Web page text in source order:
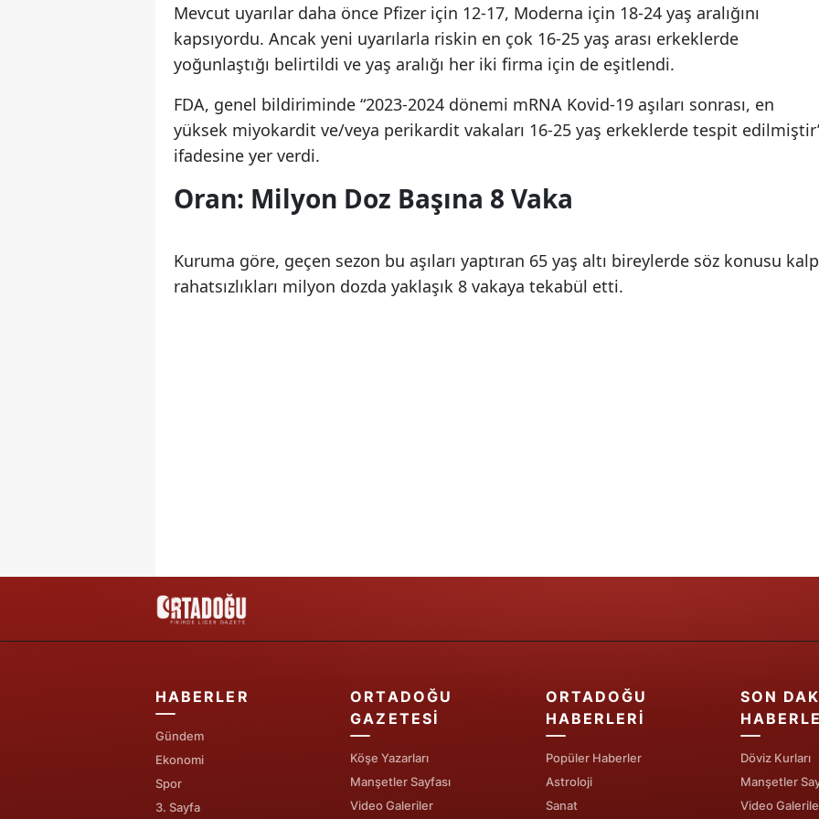
Malatya
Manisa
Kahramanmaraş
Mardin
Nevşehir
Niğde
Tunceli
Şanlıurfa
Mevcut uyarılar daha önce Pfizer için 12-17, Moderna için 18-24 yaş aralığını
kapsıyordu. Ancak yeni uyarılarla riskin en çok 16-25 yaş arası erkeklerde
yoğunlaştığı belirtildi ve yaş aralığı her iki firma için de eşitlendi.
FDA, genel bildiriminde “2023-2024 dönemi mRNA Kovid-19 aşıları sonrası, en
yüksek miyokardit ve/veya perikardit vakaları 16-25 yaş erkeklerde tespit
ifadesine yer verdi.
Oran: Milyon Doz Başına 8 Vaka
Kuruma göre, geçen sezon bu aşıları yaptıran 65 yaş altı bireylerde söz konusu kalp
rahatsızlıkları milyon dozda yaklaşık 8 vakaya tekabül etti.
saatlik çalışmayla
söndürüldü
saatlik çalışmayla
söndürüldü
HABERLER
Gündem
Ekonomi
Spor
3. Sayfa
ORTADOĞU
GAZETESI
Köşe Yazarları
Manşetler Sayfası
Video Galeriler
ORTADOĞU
HABERLERI
Popüler Haberler
Astroloji
Sanat
SON
Döviz Kurları
Manşetler
Video